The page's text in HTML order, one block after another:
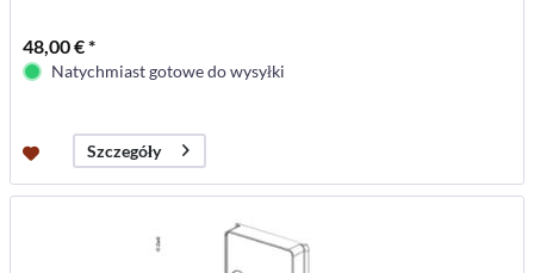
48,00 € *
Natychmiast gotowe do wysyłki
Szczegóły